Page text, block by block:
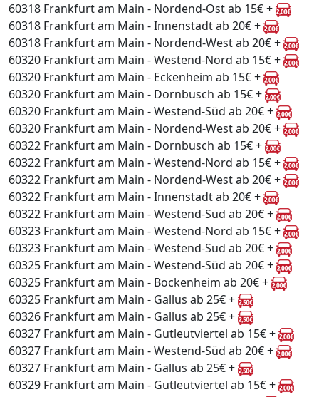
60318 Frankfurt am Main - Nordend-Ost ab 15€ +
60318 Frankfurt am Main - Innenstadt ab 20€ +
60318 Frankfurt am Main - Nordend-West ab 20€ +
60320 Frankfurt am Main - Westend-Nord ab 15€ +
60320 Frankfurt am Main - Eckenheim ab 15€ +
60320 Frankfurt am Main - Dornbusch ab 15€ +
60320 Frankfurt am Main - Westend-Süd ab 20€ +
60320 Frankfurt am Main - Nordend-West ab 20€ +
60322 Frankfurt am Main - Dornbusch ab 15€ +
60322 Frankfurt am Main - Westend-Nord ab 15€ +
60322 Frankfurt am Main - Nordend-West ab 20€ +
60322 Frankfurt am Main - Innenstadt ab 20€ +
60322 Frankfurt am Main - Westend-Süd ab 20€ +
60323 Frankfurt am Main - Westend-Nord ab 15€ +
60323 Frankfurt am Main - Westend-Süd ab 20€ +
60325 Frankfurt am Main - Westend-Süd ab 20€ +
60325 Frankfurt am Main - Bockenheim ab 20€ +
60325 Frankfurt am Main - Gallus ab 25€ +
60326 Frankfurt am Main - Gallus ab 25€ +
60327 Frankfurt am Main - Gutleutviertel ab 15€ +
60327 Frankfurt am Main - Westend-Süd ab 20€ +
60327 Frankfurt am Main - Gallus ab 25€ +
60329 Frankfurt am Main - Gutleutviertel ab 15€ +